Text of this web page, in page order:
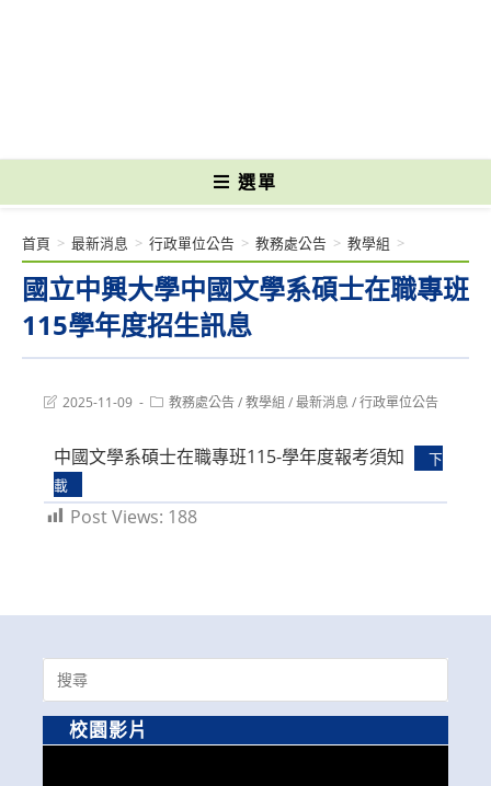
選單
國立中興大學中國文學系碩士在職專班
115學年度招生訊息
首頁 > 最新消息 > 行政單位公告 > 教務處公告 > 教學組 >
Post2025-11-09
Post教務處公告/教學組 /最新消息 /行政單位公告
中國文學系碩士在職專班115-學年度報考須知
下
載
Post Views: 188
Search
for:
校園影片